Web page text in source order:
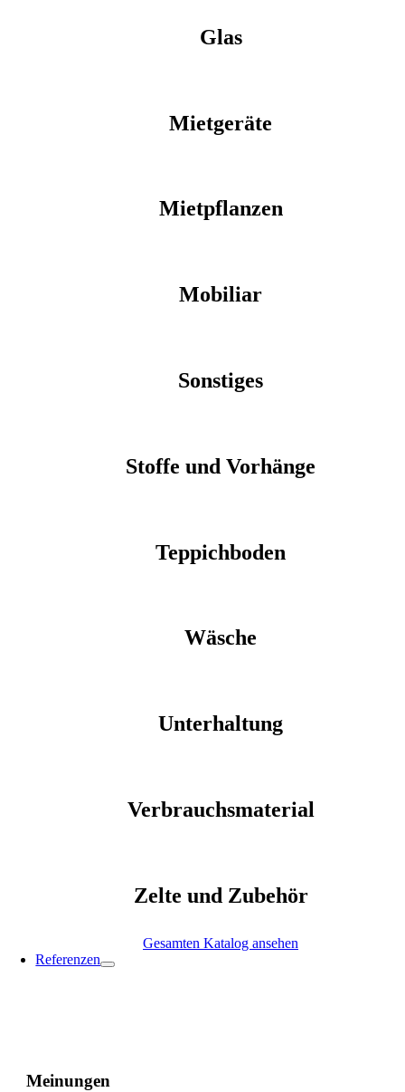
Glas
Mietgeräte
Mietpflanzen
Mobiliar
Sonstiges
Stoffe und Vorhänge
Teppichboden
Wäsche
Unterhaltung
Verbrauchsmaterial
Zelte und Zubehör
Gesamten Katalog ansehen
Referenzen
Meinungen